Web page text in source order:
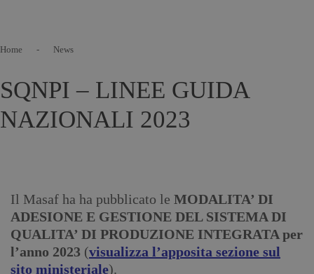
Home News
SQNPI – LINEE GUIDA
NAZIONALI 2023
Il Masaf ha ha pubblicato le MODALITA’ DI
ADESIONE E GESTIONE DEL SISTEMA DI
QUALITA’ DI PRODUZIONE INTEGRATA per
l’anno 2023 (visualizza l’apposita sezione sul
sito ministeriale).